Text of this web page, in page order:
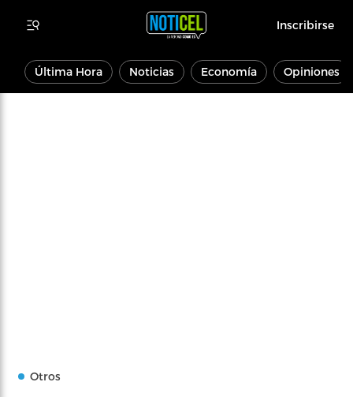
Inscribirse
Última Hora Noticias Economía Opiniones
Otros